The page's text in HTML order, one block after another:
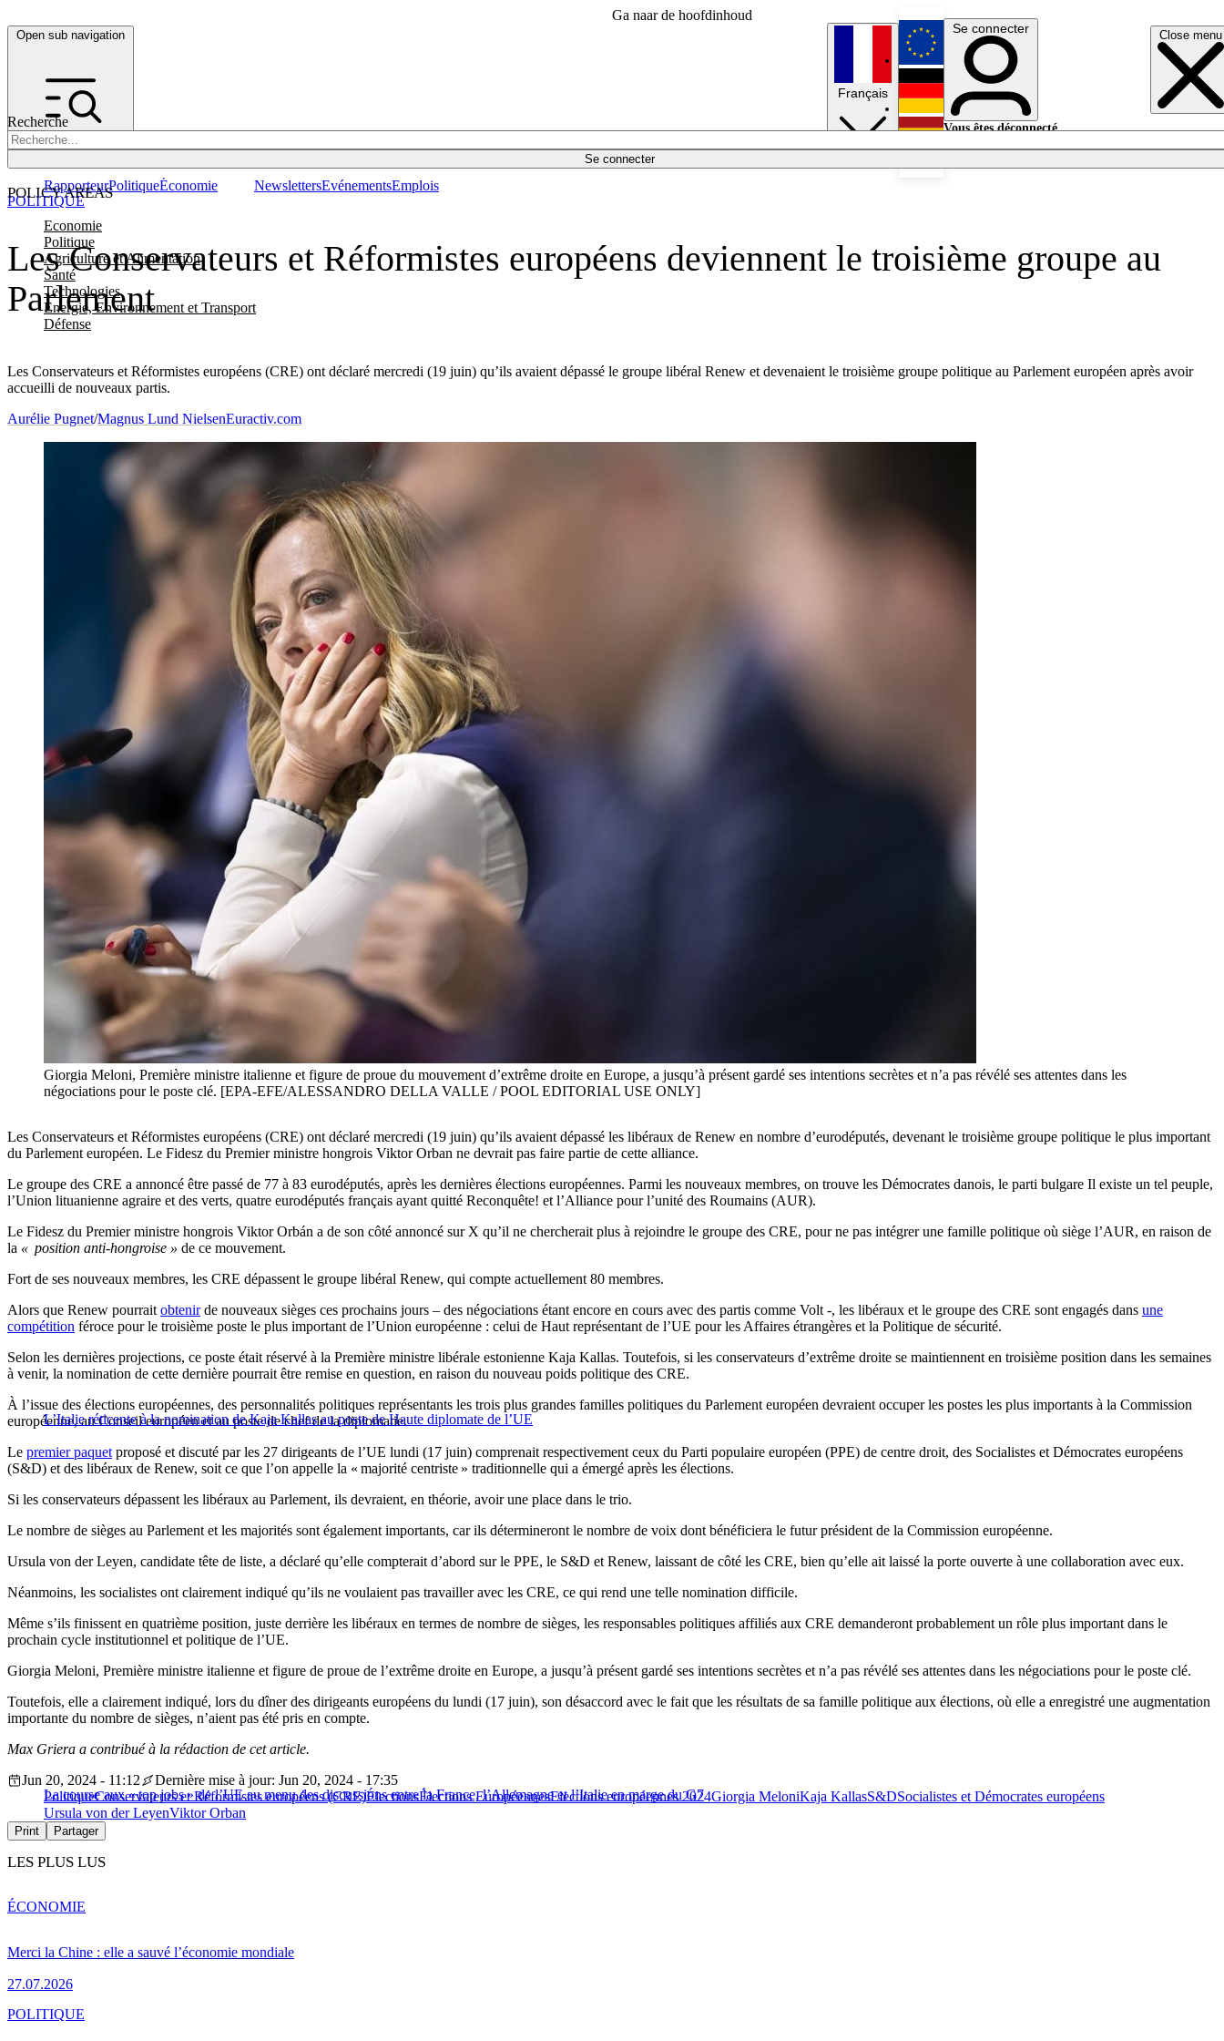
Ga naar de hoofdinhoud
Open sub navigation Close menu
Recherche
Se connecter
POLICY AREAS
Economie
Politique
Agriculture et Alimentation
Santé
Technologies
Energie, Environnement et Transport
Défense
RapporteurPolitiqueÉconomie NewslettersEvénementsEmplois
Français
English
Deutsch
Se connecter
Vous êtes déconnecté.
Les Conservateurs et Réformistes européens deviennent le troisième groupe au
Parlement
Les Conservateurs et Réformistes européens (CRE) ont déclaré mercredi (19 juin) qu’ils avaient dépassé le groupe libéral Renew et devenaient le troisième groupe politique au Parlement européen après avoir
accueilli de nouveaux partis.
POLITIQUE
Aurélie Pugnet/Magnus Lund NielsenEuractiv.com
Giorgia Meloni, Première ministre italienne et figure de proue du mouvement d’extrême droite en Europe, a jusqu’à présent gardé ses intentions secrètes et n’a pas révélé ses attentes dans les
négociations pour le poste clé. [EPA-EFE/ALESSANDRO DELLA VALLE / POOL EDITORIAL USE ONLY]
Les Conservateurs et Réformistes européens (CRE) ont déclaré mercredi (19 juin) qu’ils avaient dépassé les libéraux de Renew en nombre d’eurodéputés, devenant le troisième groupe politique le plus important
du Parlement européen. Le Fidesz du Premier ministre hongrois Viktor Orban ne devrait pas faire partie de cette alliance.
Le groupe des CRE a annoncé être passé de 77 à 83 eurodéputés, après les dernières élections européennes. Parmi les nouveaux membres, on trouve les Démocrates danois, le parti bulgare Il existe un tel peuple,
l’Union lituanienne agraire et des verts, quatre eurodéputés français ayant quitté Reconquête! et l’Alliance pour l’unité des Roumains (AUR).
Le Fidesz du Premier ministre hongrois Viktor Orbán a de son côté annoncé sur X qu’il ne chercherait plus à rejoindre le groupe des CRE, pour ne pas intégrer une famille politique où siège l’AUR, en raison de
la « position anti-hongroise » de ce mouvement.
Fort de ses nouveaux membres, les CRE dépassent le groupe libéral Renew, qui compte actuellement 80 membres.
Alors que Renew pourrait obtenirde nouveaux sièges ces prochains jours – des négociations étant encore en cours avec des partis comme Volt -, les libéraux et le groupe des CRE sont engagés dans une
compétition féroce pour le troisième poste le plus important de l’Union européenne : celui de Haut représentant de l’UE pour les Affaires étrangères et la Politique de sécurité.
Selon les dernières projections, ce poste était réservé à la Première ministre libérale estonienne Kaja Kallas. Toutefois, si les conservateurs d’extrême droite se maintiennent en troisième position dans les semaines
à venir, la nomination de cette dernière pourrait être remise en question, en raison du nouveau poids politique des CRE.
L’Italie réticente à la nomination de Kaja Kallas au poste de Haute diplomate de l’UE
À l’issue des élections européennes, des personnalités politiques représentants les trois plus grandes familles politiques du Parlement européen devraient occuper les postes les plus importants à la Commission
européenne, au Conseil européen et au poste de chef de la diplomatie.
Le premier paquet proposé et discuté par les 27 dirigeants de l’UE lundi (17 juin) comprenait respectivement ceux du Parti populaire européen (PPE) de centre droit, des Socialistes et Démocrates européens
(S&D) et des libéraux de Renew, soit ce que l’on appelle la « majorité centriste » traditionnelle qui a émergé après les élections.
Si les conservateurs dépassent les libéraux au Parlement, ils devraient, en théorie, avoir une place dans le trio.
Le nombre de sièges au Parlement et les majorités sont également importants, car ils détermineront le nombre de voix dont bénéficiera le futur président de la Commission européenne.
Ursula von der Leyen, candidate tête de liste, a déclaré qu’elle compterait d’abord sur le PPE, le S&D et Renew, laissant de côté les CRE, bien qu’elle ait laissé la porte ouverte à une collaboration avec eux.
Néanmoins, les socialistes ont clairement indiqué qu’ils ne voulaient pas travailler avec les CRE, ce qui rend une telle nomination difficile.
Même s’ils finissent en quatrième position, juste derrière les libéraux en termes de nombre de sièges, les responsables politiques affiliés aux CRE demanderont probablement un rôle plus important dans le
prochain cycle institutionnel et politique de l’UE.
Giorgia Meloni, Première ministre italienne et figure de proue de l’extrême droite en Europe, a jusqu’à présent gardé ses intentions secrètes et n’a pas révélé ses attentes dans les négociations pour le poste clé.
Toutefois, elle a clairement indiqué, lors du dîner des dirigeants européens du lundi (17 juin), son désaccord avec le fait que les résultats de sa famille politique aux élections, où elle a enregistré une augmentation
importante du nombre de sièges, n’aient pas été pris en compte.
Max Griera a contribué à la rédaction de cet article.
La course aux « top jobs » de l’UE au menu des discussions entre la France, l’Allemagne et l’Italie en marge du G7
Jun 20, 2024 - 11:12
Dernière mise à jour: Jun 20, 2024 - 17:35
PolitiqueConservateurs et Réformistes européens (CRE)ÉlectionsÉlections EuropéennesElections européennes 2024Giorgia MeloniKaja KallasS&DSocialistes et Démocrates européens
Ursula von der LeyenViktor Orban
Print Partager
LES PLUS LUS
Merci la Chine : elle a sauvé l’économie mondiale
27.07.2026
ÉCONOMIE
POLITIQUE